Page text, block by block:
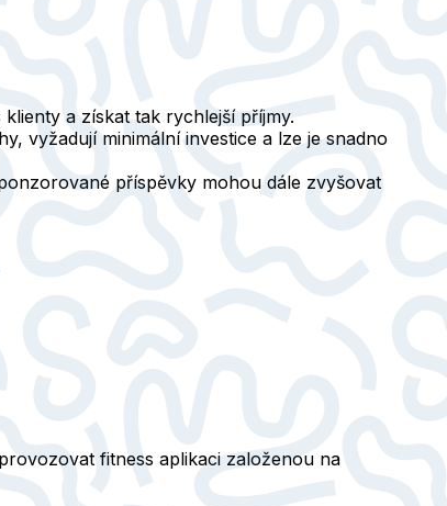
a získat tak rychlejší příjmy.
vyžadují minimální investice a lze je snadno
příspěvky mohou dále zvyšovat
fitness aplikaci založenou na